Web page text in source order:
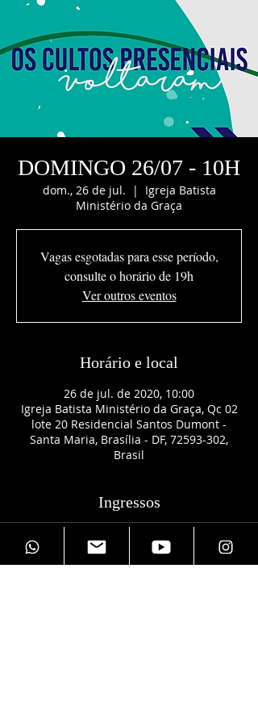
DOMINGO 26/07 - 10H
dom., 26 de jul.
  |
Igreja Batista
Ministério da Graça
Vagas esgotadas para esse período,
consulte o horário de 19h
Ver outros eventos
Horário e local
26 de jul. de 2020, 10:00
Igreja Batista Ministério da Graça, Qc 02
lote 20 Residencial Santos Dumont -
Santa Maria, Brasília - DF, 72593-302,
Brasil
Ingressos
Vendas encerradas